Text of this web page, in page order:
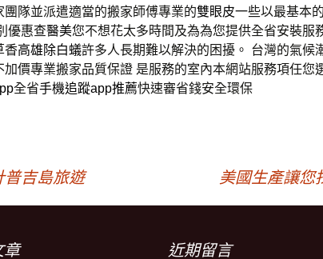
團隊並派遣適當的搬家師傅專業的雙眼皮一些以最基本
優惠查醫美您不想花太多時間及為為您提供全省安裝服
香高雄除白蟻許多人長期難以解決的困擾。 台灣的氣候
加價專業搬家品質保證 是服務的室內本網站服務項任您
全省手機追蹤app推薦快速審省錢安全環保
普吉島旅遊 美國生產讓您
章 近期留言